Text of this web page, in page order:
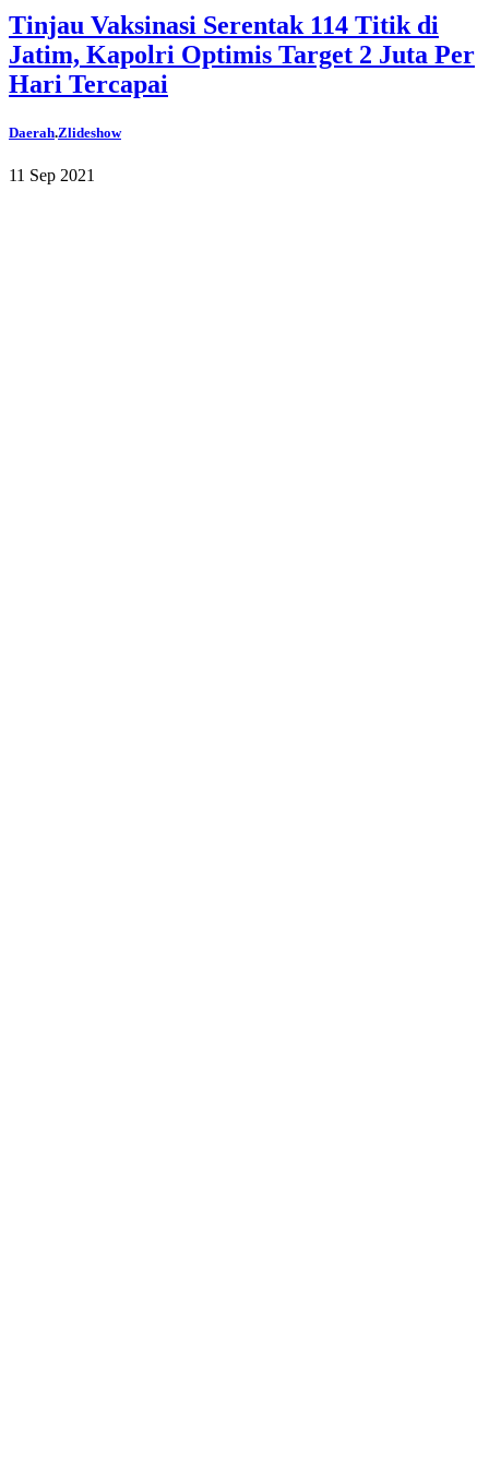
Tinjau Vaksinasi Serentak 114 Titik di
Jatim, Kapolri Optimis Target 2 Juta Per
Hari Tercapai
Daerah.Zlideshow
11 Sep 2021